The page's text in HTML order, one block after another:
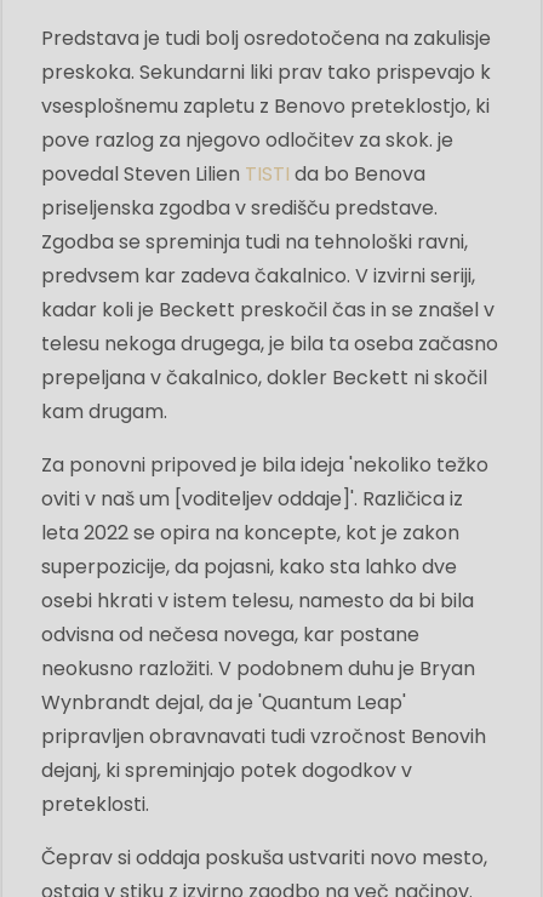
Predstava je tudi bolj osredotočena na zakulisje
preskoka. Sekundarni liki prav tako prispevajo k
vsesplošnemu zapletu z Benovo preteklostjo, ki
pove razlog za njegovo odločitev za skok. je
povedal Steven Lilien TISTI da bo Benova
priseljenska zgodba v središču predstave.
Zgodba se spreminja tudi na tehnološki ravni,
predvsem kar zadeva čakalnico. V izvirni seriji,
kadar koli je Beckett preskočil čas in se znašel v
telesu nekoga drugega, je bila ta oseba začasno
prepeljana v čakalnico, dokler Beckett ni skočil
kam drugam.
Za ponovni pripoved je bila ideja 'nekoliko težko
oviti v naš um [voditeljev oddaje]'. Različica iz
leta 2022 se opira na koncepte, kot je zakon
superpozicije, da pojasni, kako sta lahko dve
osebi hkrati v istem telesu, namesto da bi bila
odvisna od nečesa novega, kar postane
neokusno razložiti. V podobnem duhu je Bryan
Wynbrandt dejal, da je 'Quantum Leap'
pripravljen obravnavati tudi vzročnost Benovih
dejanj, ki spreminjajo potek dogodkov v
preteklosti.
Čeprav si oddaja poskuša ustvariti novo mesto,
ostaja v stiku z izvirno zgodbo na več načinov.